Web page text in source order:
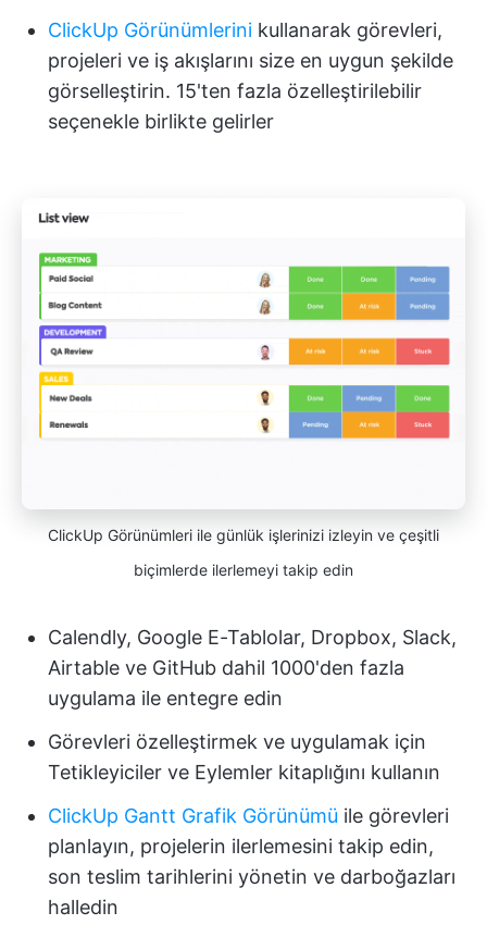
ClickUp Görünümlerini kullanarak görevleri,
projeleri ve iş akışlarını size en uygun şekilde
görselleştirin. 15'ten fazla özelleştirilebilir
seçenekle birlikte gelirler
ClickUp Görünümleri ile günlük işlerinizi izleyin ve çeşitli
biçimlerde ilerlemeyi takip edin
Calendly, Google E-Tablolar, Dropbox, Slack,
Airtable ve GitHub dahil 1000'den fazla
uygulama ile entegre edin
Görevleri özelleştirmek ve uygulamak için
Tetikleyiciler ve Eylemler kitaplığını kullanın
ClickUp Gantt Grafik Görünümü ile görevleri
planlayın, projelerin ilerlemesini takip edin,
son teslim tarihlerini yönetin ve darboğazları
halledin